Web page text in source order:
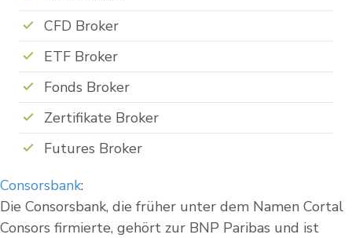
CFD Broker
ETF Broker
Fonds Broker
Zertifikate Broker
Futures Broker
Consorsbank:
Die Consorsbank, die früher unter dem Namen Cortal
Consors firmierte, gehört zur BNP Paribas und ist